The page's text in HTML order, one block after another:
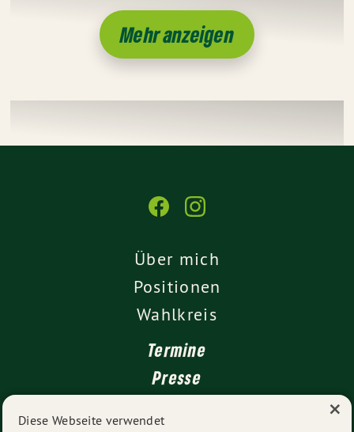
Mehr anzeigen
Über mich
Positionen
Wahlkreis
Termine
Presse
Diese Webseite verwendet ×